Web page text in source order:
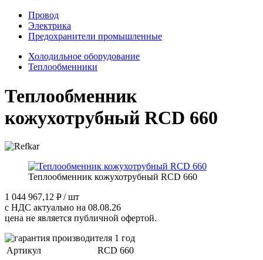
Провод
Электрика
Предохранители промышленные
Холодильное оборудование
Теплообменники
Теплообменник
кожухотрубный RCD 660
Теплообменник кожухотрубный RCD 660
1 044 967,12 P / шт
с НДС актуально на 08.08.26
цена не является публичной офертой.
Артикул
RCD 660